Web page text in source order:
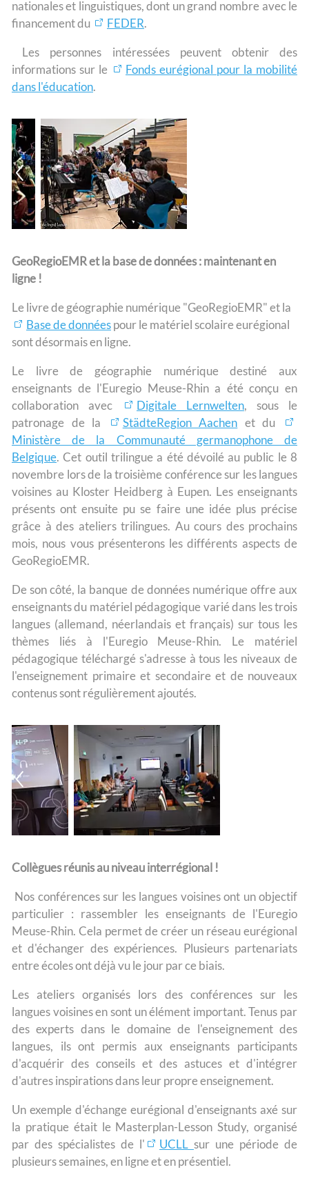
nationales et linguistiques, dont un grand nombre avec le
financement du
FEDER.
Les personnes intéressées peuvent obtenir des
informations sur le
Fonds eurégional pour la mobilité
dans l'éducation.
GeoRegioEMR et la base de données : maintenant en
ligne !
Le livre de géographie numérique "GeoRegioEMR" et la
Base de donnéespour le matériel scolaire eurégional
sont désormais en ligne.
Le livre de géographie numérique destiné aux
enseignants de l'Euregio Meuse-Rhin a été conçu en
collaboration avec
Digitale Lernwelten, sous le
patronage de la
StädteRegion Aachen et du
Ministère de la Communauté germanophone de
Belgique. Cet outil trilingue a été dévoilé au public le 8
novembre lors de la troisième conférence sur les langues
voisines au Kloster Heidberg à Eupen. Les enseignants
présents ont ensuite pu se faire une idée plus précise
grâce à des ateliers trilingues. Au cours des prochains
mois, nous vous présenterons les différents aspects de
GeoRegioEMR.
De son côté, la banque de données numérique offre aux
enseignants du matériel pédagogique varié dans les trois
langues (allemand, néerlandais et français) sur tous les
thèmes liés à l'Euregio Meuse-Rhin. Le matériel
pédagogique téléchargé s'adresse à tous les niveaux de
l'enseignement primaire et secondaire et de nouveaux
contenus sont régulièrement ajoutés.
Collègues réunis au niveau interrégional !
Nos conférences sur les langues voisines ont un objectif
particulier : rassembler les enseignants de l'Euregio
Meuse-Rhin. Cela permet de créer un réseau eurégional
et d'échanger des expériences. Plusieurs partenariats
entre écoles ont déjà vu le jour par ce biais.
Les ateliers organisés lors des conférences sur les
langues voisines en sont un élément important. Tenus par
des experts dans le domaine de l'enseignement des
langues, ils ont permis aux enseignants participants
d'acquérir des conseils et des astuces et d'intégrer
d'autres inspirations dans leur propre enseignement.
Un exemple d'échange eurégional d'enseignants axé sur
la pratique était le Masterplan-Lesson Study, organisé
par des spécialistes de l'
UCLL sur une période de
plusieurs semaines, en ligne et en présentiel.